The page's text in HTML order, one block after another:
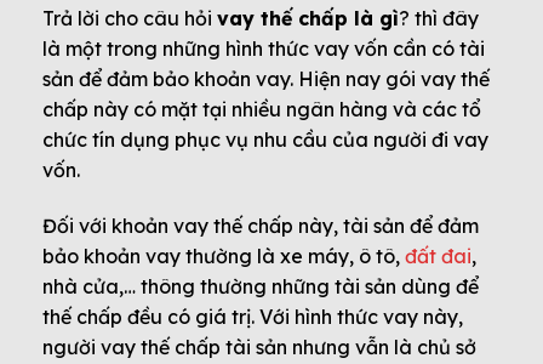
Trả lời cho câu hỏi vay thế chấp là gì? thì đây
là một trong những hình thức vay vốn cần có tài
sản để đảm bảo khoản vay. Hiện nay gói vay thế
chấp này có mặt tại nhiều ngân hàng và các tổ
chức tín dụng phục vụ nhu cầu của người đi vay
vốn.
Đối với khoản vay thế chấp này, tài sản để đảm
bảo khoản vay thường là xe máy, ô tô, đất đai,
nhà cửa,… thông thường những tài sản dùng để
thế chấp đều có giá trị. Với hình thức vay này,
người vay thế chấp tài sản nhưng vẫn là chủ sở